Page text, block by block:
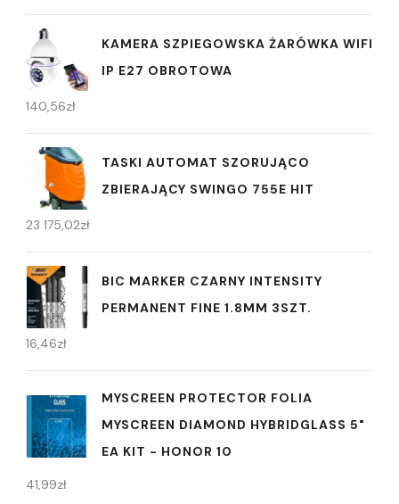
KAMERA SZPIEGOWSKA ŻARÓWKA WIFI
IP E27 OBROTOWA
140,56zł
TASKI AUTOMAT SZORUJĄCO
ZBIERAJĄCY SWINGO 755E HIT
23 175,02zł
BIC MARKER CZARNY INTENSITY
PERMANENT FINE 1.8MM 3SZT.
16,46zł
MYSCREEN PROTECTOR FOLIA
MYSCREEN DIAMOND HYBRIDGLASS 5"
EA KIT - HONOR 10
41,99zł